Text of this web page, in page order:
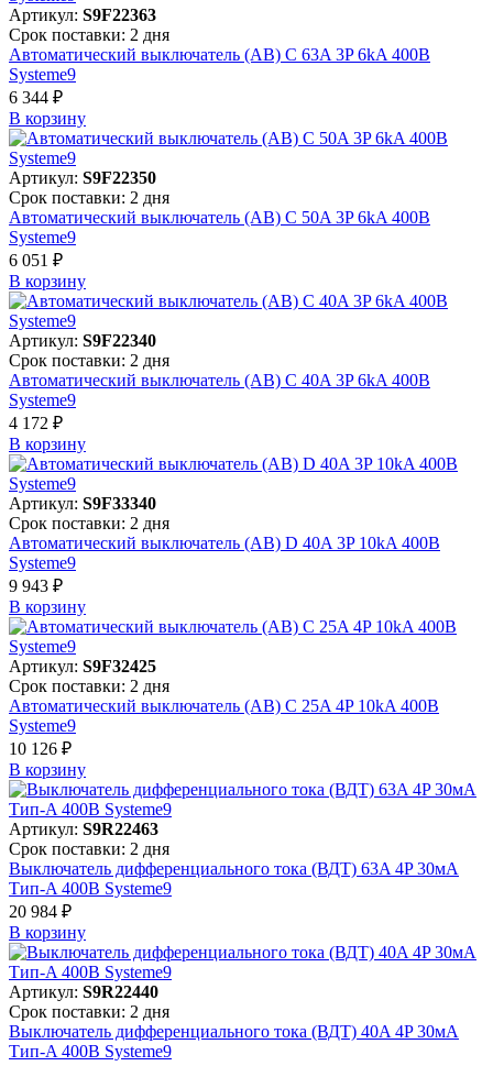
Артикул: S9F22363
Срок поставки: 2 дня
Автоматический выключатель (АВ) C 63A 3P 6kA 400В
Systeme9
6 344 ₽
В корзинy
Артикул: S9F22350
Срок поставки: 2 дня
Автоматический выключатель (АВ) C 50A 3P 6kA 400В
Systeme9
6 051 ₽
В корзинy
Артикул: S9F22340
Срок поставки: 2 дня
Автоматический выключатель (АВ) C 40A 3P 6kA 400В
Systeme9
4 172 ₽
В корзинy
Артикул: S9F33340
Срок поставки: 2 дня
Автоматический выключатель (АВ) D 40A 3P 10kA 400В
Systeme9
9 943 ₽
В корзинy
Артикул: S9F32425
Срок поставки: 2 дня
Автоматический выключатель (АВ) C 25A 4P 10kA 400В
Systeme9
10 126 ₽
В корзинy
Артикул: S9R22463
Срок поставки: 2 дня
Выключатель дифференциального тока (ВДТ) 63A 4P 30мА
Тип-A 400В Systeme9
20 984 ₽
В корзинy
Артикул: S9R22440
Срок поставки: 2 дня
Выключатель дифференциального тока (ВДТ) 40A 4P 30мА
Тип-A 400В Systeme9